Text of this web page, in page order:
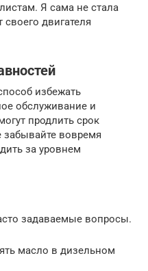
Я сама не стала
двигателя
избежать
обслуживание и
продлить срок
вовремя
за уровнем
задаваемые вопросы.
масло в дизельном